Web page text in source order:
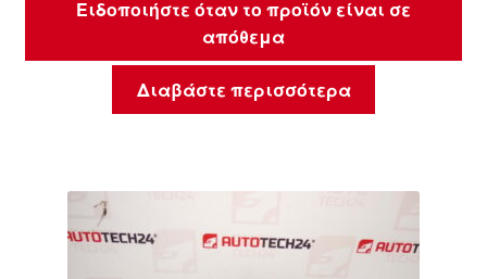
Ειδοποιήστε όταν το προϊόν είναι σε
απόθεμα
Διαβάστε περισσότερα